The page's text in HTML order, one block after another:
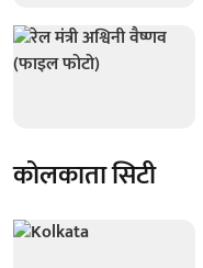
कोलकाता सिटी